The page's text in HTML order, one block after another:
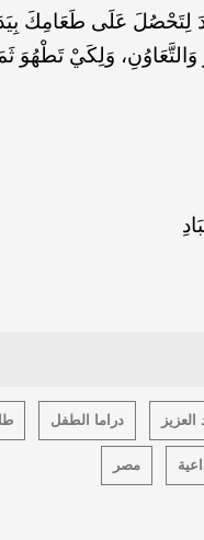
لِتَحْصُلَ عَلَى طَعَامِكَ
وَلِكَيْ تَطْهُوَ
دراما الطفل
مصر